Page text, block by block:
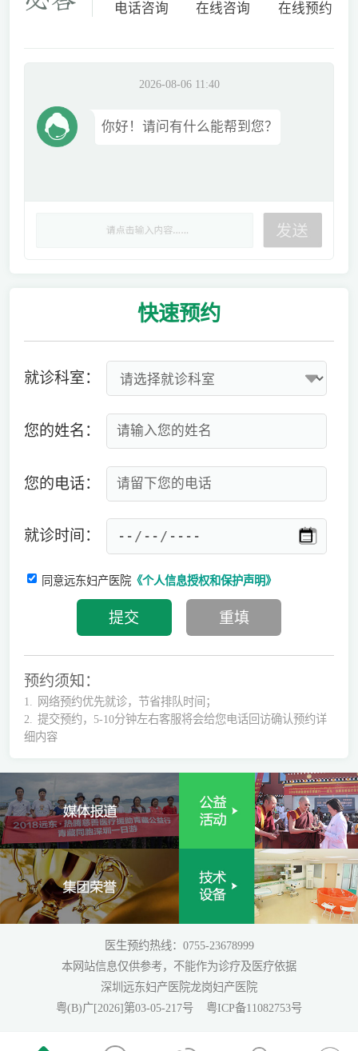
电话咨询 在线咨询 在线预约
2026-08-06 11:40
你好！请问有什么能帮到您？
快速预约
就诊科室：
您的姓名：
您的电话：
就诊时间：
同意远东妇产医院《个人信息授权和保护声明》
预约须知：
1.
网络预约优先就诊，节省排队时间；
2.
提交预约，5-10分钟左右客服将会给您电话回访确认预约详
细内容
医生预约热线：0755-23678999
本网站信息仅供参考，不能作为诊疗及医疗依据
深圳远东妇产医院龙岗妇产医院
粤(B)广[2026]第03-05-217号
粤ICP备11082753号